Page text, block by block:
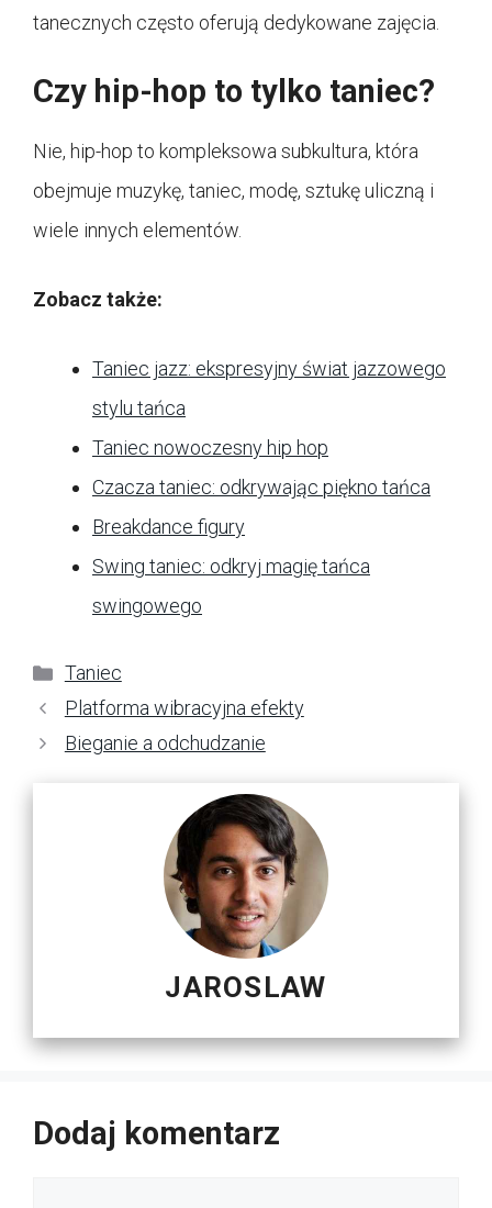
tanecznych często oferują dedykowane zajęcia.
Czy hip-hop to tylko taniec?
Nie, hip-hop to kompleksowa subkultura, która
obejmuje muzykę, taniec, modę, sztukę uliczną i
wiele innych elementów.
Zobacz także:
Taniec jazz: ekspresyjny świat jazzowego
stylu tańca
Taniec nowoczesny hip hop
Czacza taniec: odkrywając piękno tańca
Breakdance figury
Swing taniec: odkryj magię tańca
swingowego
Kategorie
Taniec
Platforma wibracyjna efekty
Bieganie a odchudzanie
JAROSLAW
Dodaj komentarz